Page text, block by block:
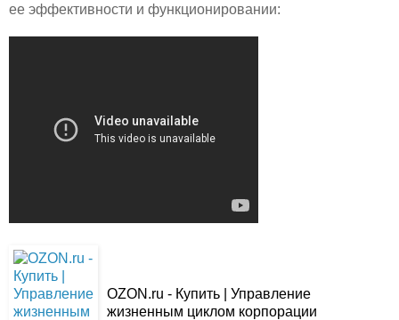
ее эффективности и функционировании:
OZON.ru - Купить | Управление
жизненным циклом корпорации